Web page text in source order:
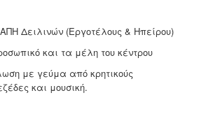
Δειλινών (Εργοτέλους & Ηπείρου)
και τα μέλη του κέντρου
με γεύμα από κρητικούς
και μουσική.